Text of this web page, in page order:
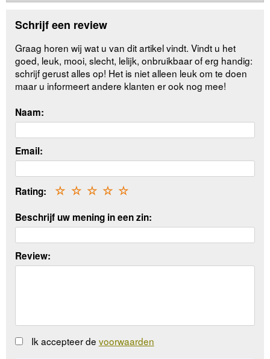
Schrijf een review
Graag horen wij wat u van dit artikel vindt. Vindt u het
goed, leuk, mooi, slecht, lelijk, onbruikbaar of erg handig:
schrijf gerust alles op! Het is niet alleen leuk om te doen
maar u informeert andere klanten er ook nog mee!
Naam:
Email:
Rating: ☆
☆
☆
☆
☆
Beschrijf uw mening in een zin:
Review:
Ik accepteer de voorwaarden